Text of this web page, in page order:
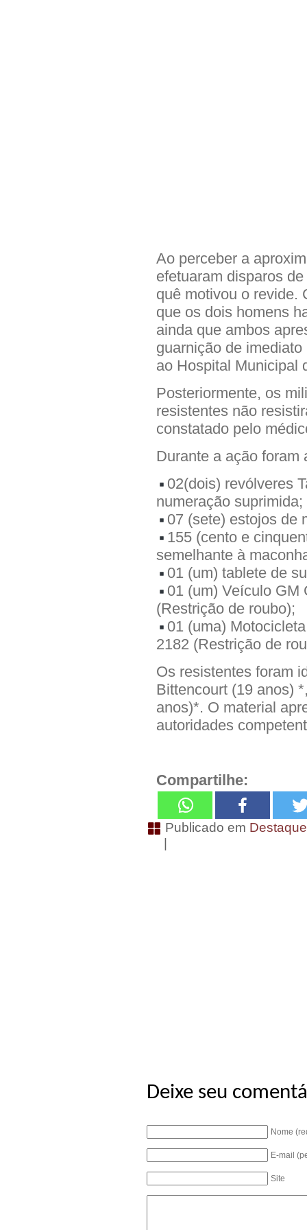
Ao perceber a
efetuaram disparos
quê motivou o revide.
que os dois homens
ainda que ambos
guarnição de
ao Hospital Municipal
Posteriormente, os
resistentes não
constatado pelo
Durante a ação foram
02(dois) revólveres
numeração suprimida;
07 (sete) estojos de
155 (cento e
semelhante à
01 (um) tablete de
01 (um) Veículo GM
(Restrição de roubo);
01 (uma)
2182 (Restrição de
Os resistentes foram
Bittencourt (19 anos)
anos)*. O material
autoridades
Compartilhe:
Publicado em
|
Deixe seu
Nome
E-mail
Site